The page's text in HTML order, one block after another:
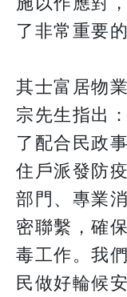
了非常重要的
其士富居物
宗先生指出
了配合民政
住戶派發防
部門、專業
密聯繫，確
毒工作。我
民做好輪候